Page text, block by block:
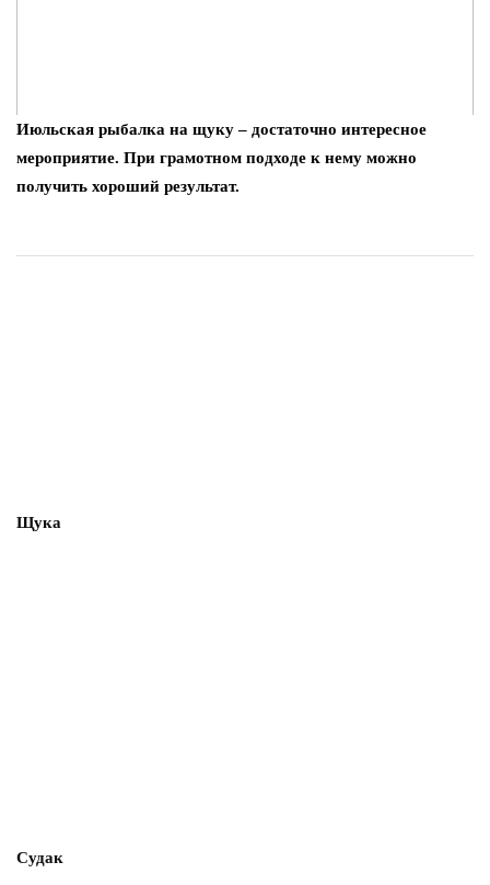
Июльская рыбалка на щуку – достаточно интересное
мероприятие. При грамотном подходе к нему можно
получить хороший результат.
Щука
Судак